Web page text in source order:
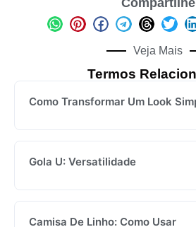
Veja Mais
Termos
Como Transformar Um Look
Gola U: Versatilidade
Camisa De Linho: Como Usar